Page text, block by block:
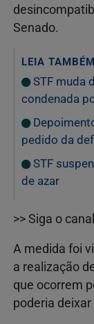
Senado.
LEIA
STF muda
condenada
pedido da
STF
de azar
>> Siga o
A medida foi
a realização
que ocorrem
poderia